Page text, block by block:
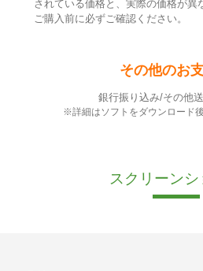
されている価格と、実際の価格が異
ご購入前に必ずご確認ください。
その他のお
銀行振り込み/その他
※詳細はソフトをダウンロード
スクリーンシ